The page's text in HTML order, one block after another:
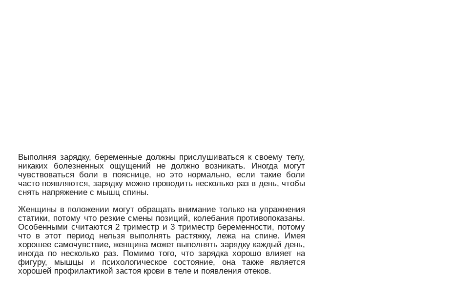
Выполняя зарядку, беременные должны прислушиваться к своему телу,
никаких болезненных ощущений не должно возникать. Иногда могут
чувствоваться боли в пояснице, но это нормально, если такие боли
часто появляются, зарядку можно проводить несколько раз в день, чтобы
снять напряжение с мышц спины.
Женщины в положении могут обращать внимание только на упражнения
статики, потому что резкие смены позиций, колебания противопоказаны.
Особенными считаются 2 триместр и 3 триместр беременности, потому
что в этот период нельзя выполнять растяжку, лежа на спине. Имея
хорошее самочувствие, женщина может выполнять зарядку каждый день,
иногда по несколько раз. Помимо того, что зарядка хорошо влияет на
фигуру, мышцы и психологическое состояние, она также является
хорошей профилактикой застоя крови в теле и появления отеков.